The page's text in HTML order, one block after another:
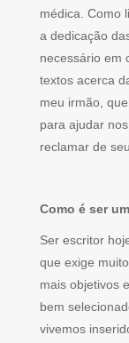
médica. Como
a dedicação
necessário em
textos acerca
meu irmão,
para ajudar
reclamar de
Como é ser
Ser escritor
que exige
mais objetivos
bem
vivemos